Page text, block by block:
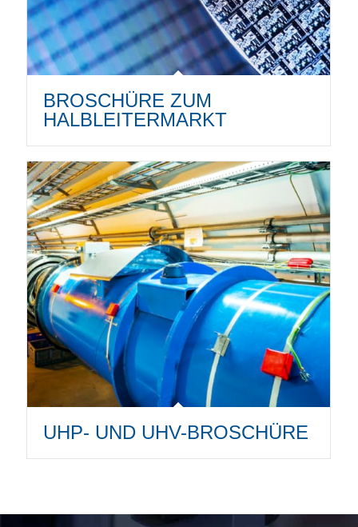
BROSCHÜRE ZUM
HALBLEITERMARKT
UHP- UND UHV-BROSCHÜRE